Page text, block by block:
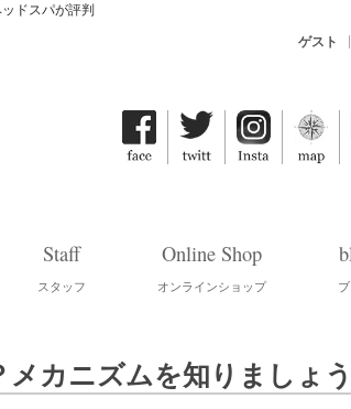
ドスパが評判
ゲスト
Staff
スタッフ
Online Shop
オンラインショップ
メカニズムを知りましょう